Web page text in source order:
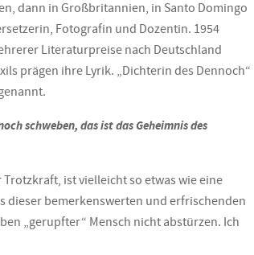
dann in Großbritannien, in Santo Domingo
Fotografin und Dozentin. 1954
Literaturpreise nach Deutschland
prägen ihre Lyrik. „Dichterin des Dennoch“
schweben, das ist das Geheimnis des
ist vielleicht so etwas wie eine
dieser bemerkenswerten und erfrischenden
„gerupfter“ Mensch nicht abstürzen. Ich